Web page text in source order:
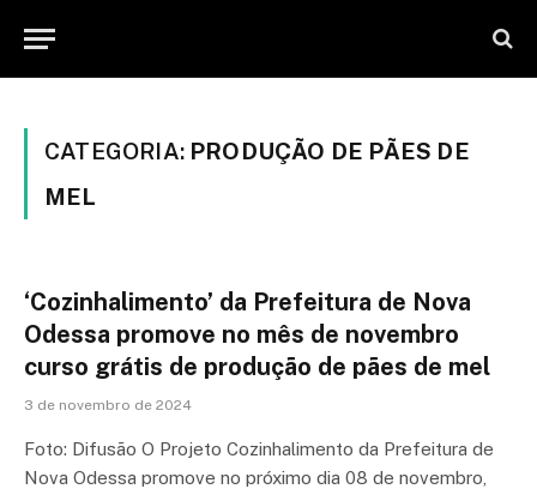
CATEGORIA: PRODUÇÃO DE PÃES DE
MEL
‘Cozinhalimento’ da Prefeitura de Nova
Odessa promove no mês de novembro
curso grátis de produção de pães de mel
3 de novembro de 2024
Foto: Difusão O Projeto Cozinhalimento da Prefeitura de
Nova Odessa promove no próximo dia 08 de novembro,